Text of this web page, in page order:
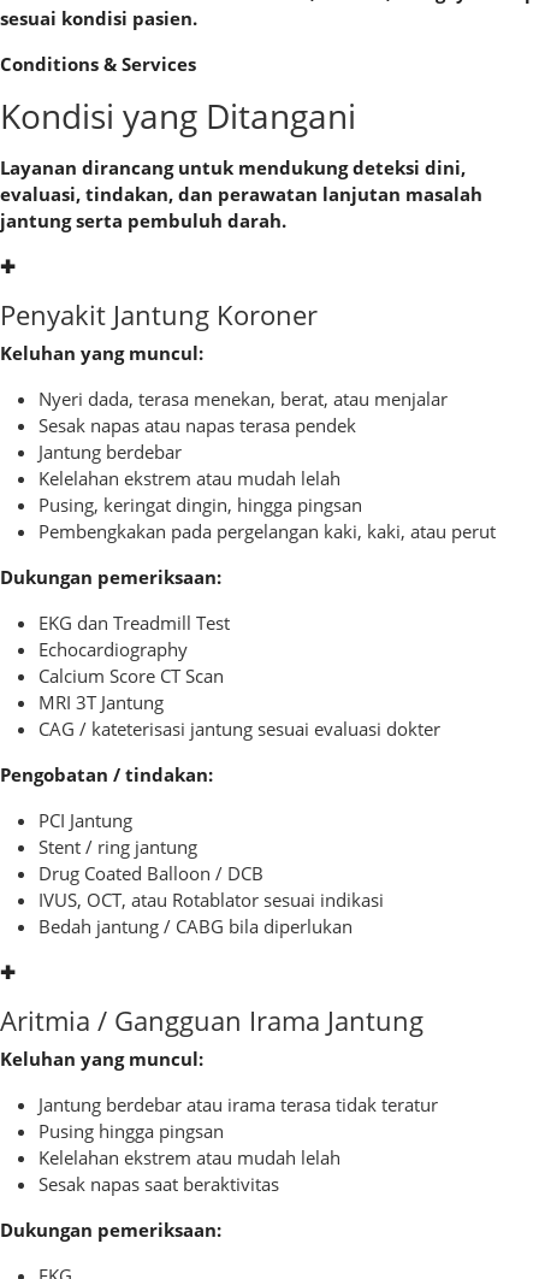
sesuai kondisi pasien.
Conditions & Services
Kondisi yang Ditangani
Layanan dirancang untuk mendukung deteksi dini,
evaluasi, tindakan, dan perawatan lanjutan masalah
jantung serta pembuluh darah.
✚
Penyakit Jantung Koroner
Keluhan yang muncul:
Nyeri dada, terasa menekan, berat, atau menjalar
Sesak napas atau napas terasa pendek
Jantung berdebar
Kelelahan ekstrem atau mudah lelah
Pusing, keringat dingin, hingga pingsan
Pembengkakan pada pergelangan kaki, kaki, atau perut
Dukungan pemeriksaan:
EKG dan Treadmill Test
Echocardiography
Calcium Score CT Scan
MRI 3T Jantung
CAG / kateterisasi jantung sesuai evaluasi dokter
Pengobatan / tindakan:
PCI Jantung
Stent / ring jantung
Drug Coated Balloon / DCB
IVUS, OCT, atau Rotablator sesuai indikasi
Bedah jantung / CABG bila diperlukan
✚
Aritmia / Gangguan Irama Jantung
Keluhan yang muncul:
Jantung berdebar atau irama terasa tidak teratur
Pusing hingga pingsan
Kelelahan ekstrem atau mudah lelah
Sesak napas saat beraktivitas
Dukungan pemeriksaan: